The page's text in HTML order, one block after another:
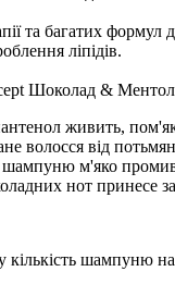
та багатих
ліпідів.
Шоколад &
живить,
волосся від
шампуню м'яко
нот принесе
кількість шампуню